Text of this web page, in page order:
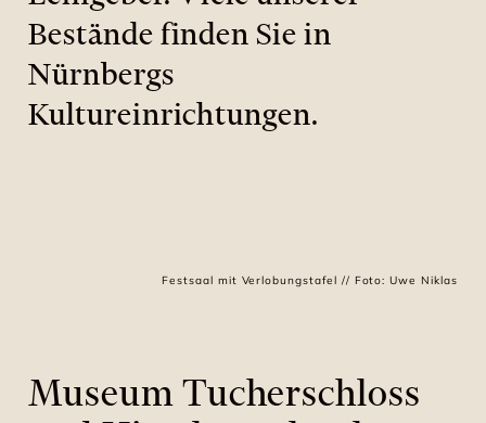
Bestände finden Sie in
Nürnbergs
Kultureinrichtungen.
Museum Tucherschloss
Festsaal mit Verlobungstafel // Foto: Uwe Niklas